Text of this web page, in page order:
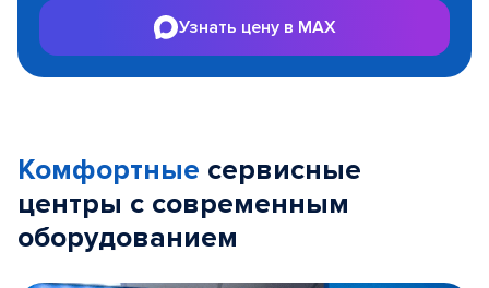
Узнать цену в MAX
Комфортные сервисные
центры с современным
оборудованием